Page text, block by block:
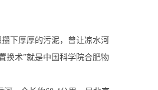
下厚厚的污泥，曾让凉水河
换术”就是中国科学院合肥物